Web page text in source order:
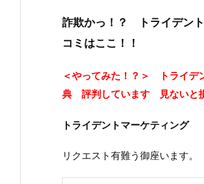
詐欺かっ！？ トライデ
コミはここ！！
＜やってみた！？＞ トライ
典 評判しています 見ないと
トライデントマーケティング
リクエスト有難う御座います。